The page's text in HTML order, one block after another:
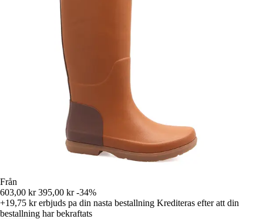
Från
603,00 kr 395,00 kr -34%
+19,75 krerbjuds pa din nasta bestallning Krediteras efter att din
bestallning har bekraftats